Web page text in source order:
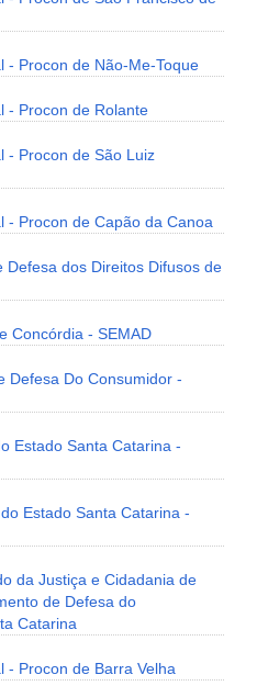
- Procon de Não-Me-Toque
- Procon de Rolante
- Procon de São Luiz
- Procon de Capão da Canoa
Defesa dos Direitos Difusos de
Concórdia - SEMAD
Defesa Do Consumidor -
Estado Santa Catarina -
Estado Santa Catarina -
da Justiça e Cidadania de
de Defesa do
Catarina
- Procon de Barra Velha